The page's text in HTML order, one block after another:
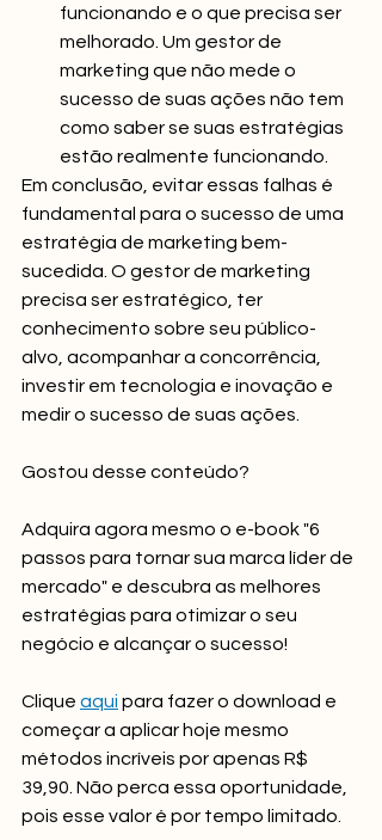
funcionando e o que precisa ser
melhorado. Um gestor de
marketing que não mede o
sucesso de suas ações não tem
como saber se suas estratégias
estão realmente funcionando.
Em conclusão, evitar essas falhas é
fundamental para o sucesso de uma
estratégia de marketing bem-
sucedida. O gestor de marketing
precisa ser estratégico, ter
conhecimento sobre seu público-
alvo, acompanhar a concorrência,
investir em tecnologia e inovação e
medir o sucesso de suas ações.
Gostou desse conteúdo?
Adquira agora mesmo o e-book "6
passos para tornar sua marca líder de
mercado" e descubra as melhores
estratégias para otimizar o seu
negócio e alcançar o sucesso!
Clique aqui para fazer o download e
começar a aplicar hoje mesmo
métodos incríveis por apenas R$
39,90. Não perca essa oportunidade,
pois esse valor é por tempo limitado.